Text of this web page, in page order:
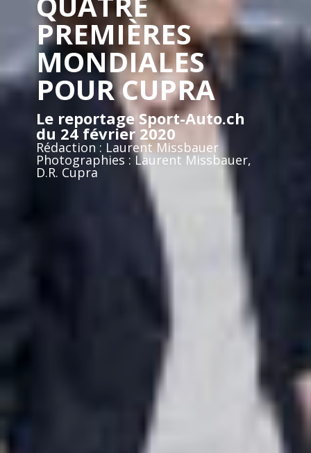
PREMIÈRES
MONDIALES
POUR CUPRA
Le reportage Sport-Auto.ch
du 24 février 2020
Rédaction : Laurent Missbauer
Photographies : Laurent Missbauer,
D.R. Cupra